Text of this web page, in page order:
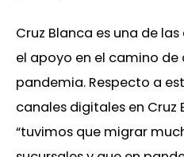
Cruz Blanca es una de
el apoyo en el camino
pandemia. Respecto a
canales digitales en Cruz
“tuvimos que migrar